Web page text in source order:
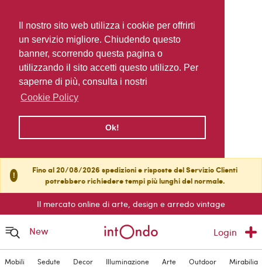
Il nostro sito web utilizza i cookie per offrirti
un servizio migliore. Chiudendo questo
banner, scorrendo questa pagina o
utilizzando il sito accetti questo utilizzo. Per
saperne di più, consulta i nostri
Cookie Policy
Ok!
!
Fino al 20/08/2026 spedizioni e risposte del Servizio Clienti
potrebbero richiedere tempi più lunghi del normale.
Il mercato online di arte, design e arredo vintage
New Login
Mobili Sedute Decor Illuminazione Arte Outdoor Mirabilia